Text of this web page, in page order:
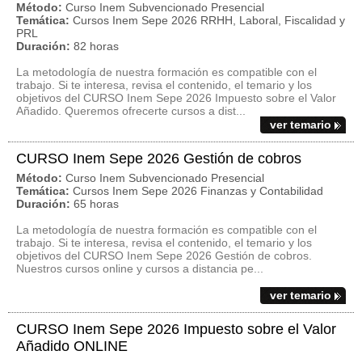
Método: Curso Inem Subvencionado Presencial
Temática: Cursos Inem Sepe 2026 RRHH, Laboral, Fiscalidad y
PRL
Duración: 82 horas
La metodología de nuestra formación es compatible con el
trabajo. Si te interesa, revisa el contenido, el temario y los
objetivos del CURSO Inem Sepe 2026 Impuesto sobre el Valor
Añadido. Queremos ofrecerte cursos a dist...
ver temario
CURSO Inem Sepe 2026 Gestión de cobros
Método: Curso Inem Subvencionado Presencial
Temática: Cursos Inem Sepe 2026 Finanzas y Contabilidad
Duración: 65 horas
La metodología de nuestra formación es compatible con el
trabajo. Si te interesa, revisa el contenido, el temario y los
objetivos del CURSO Inem Sepe 2026 Gestión de cobros.
Nuestros cursos online y cursos a distancia pe...
ver temario
CURSO Inem Sepe 2026 Impuesto sobre el Valor
Añadido ONLINE